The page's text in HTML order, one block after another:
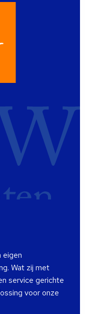
eigen
Wat zij met
service gerichte
voor onze